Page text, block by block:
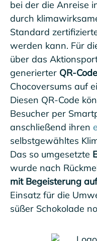
bei der die Anreise
durch
Standard
werden kann. Für
über das
generierter QR-
Chocoversums auf
Diesen QR-Code
Besucher per
anschließend ihren
selbstgewähltes
Das so umgesetzte
wurde nach
mit Begeisterung
Einsatz für die
süßer Schokolade